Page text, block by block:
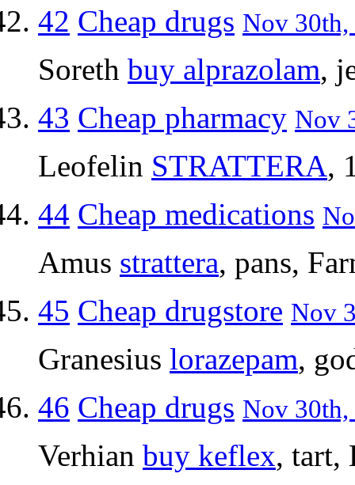
42 Cheap drugs Nov 30th,
Soreth buy alprazolam,
43 Cheap pharmacy Nov
Leofelin STRATTERA,
44 Cheap medications
Amus strattera, pans,
45 Cheap drugstore Nov
Granesius lorazepam,
46 Cheap drugs Nov 30th,
Verhian buy keflex, tart,